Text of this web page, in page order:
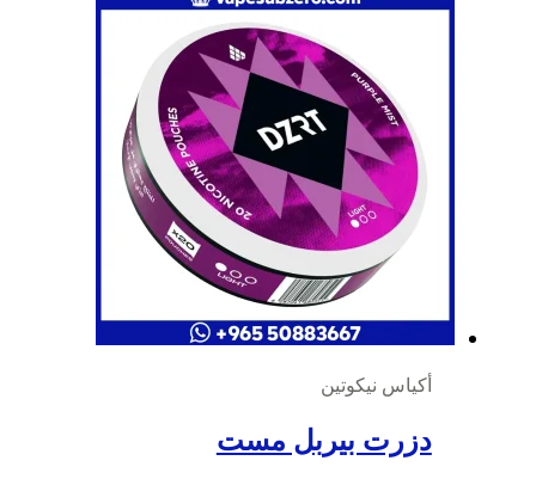
أكياس نيكوتين
دزرت بيربل مست